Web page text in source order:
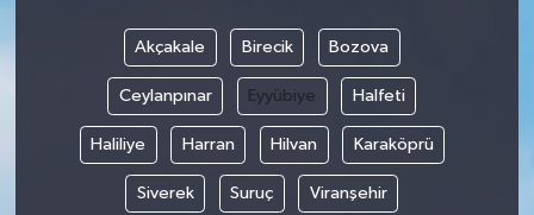
Akçakale Birecik Bozova
Ceylanpınar Eyyübiye Halfeti
Haliliye Harran Hilvan Karaköprü
Siverek Suruç Viranşehir